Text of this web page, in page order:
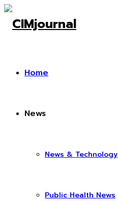
Home
News
News & Technology
Public Health News